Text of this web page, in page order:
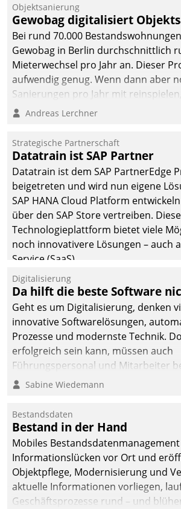
Objektsanierung
Gewobag digitalisiert
Bei rund 70.000
Gewobag in Berlin durchschnittlich
Mieterwechsel pro Jahr an. Dieser
aufwendig genug. Wenn dann aber
Sanierungen pro Jahr mit
Betreuungs- und
kommunale
gemeinsam mit der Berliner
Teilprozess der Objektsanierung
Andreas Lerchner
Strategische Partnerschaft
Datatrain ist SAP Partner
Datatrain ist dem SAP PartnerEdge
beigetreten und wird nun eigene
SAP HANA Cloud Platform
über den SAP Store vertreiben. Diese
Technologieplattform bietet viele
noch innovativere Lösungen – auch
Service (SaaS).
Digitalisierung
Da hilft die beste Software
Geht es um Digitalisierung, denken
innovative Softwarelösungen,
Prozesse und modernste Technik.
erfolgreich sein kann, müssen auch
Führungspersonal und Mitarbeiter
verändern und anzupassen, sonst
Sabine Wiedemann
Bestandsdaten
Bestand in der Hand
Mobiles
Informationslücken vor Ort und
Objektpflege, Modernisierung und
aktuelle Informationen vorliegen,
Geschäftsprozesse rund – und